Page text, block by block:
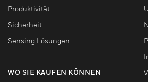
Produktivität
Sicherheit
Sensing Lösungen
WO SIE KAUFEN KÖNNEN